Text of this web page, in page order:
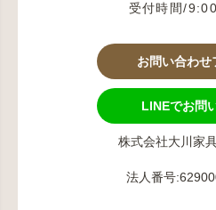
受付時間/
お問い合わせ
LINEでお問
株式会社大川家
法人番号